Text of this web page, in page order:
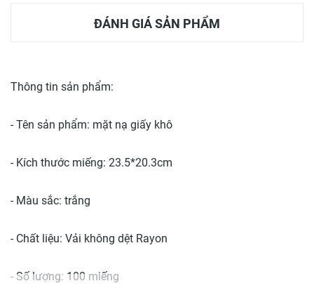
ĐÁNH GIÁ SẢN PHẨM
Thông tin sản phẩm:
- Tên sản phẩm: mặt nạ giấy khô
- Kích thước miếng: 23.5*20.3cm
- Màu sắc: trắng
- Chất liệu: Vải không dệt Rayon
- Số lượng: 100 miếng